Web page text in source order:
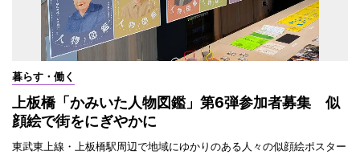
暮らす・働く
上板橋「かみいた人物図鑑」第6弾参加者募集 似
顔絵で街をにぎやかに
東武東上線・上板橋駅周辺で地域にゆかりのある人々の似顔絵ポスター